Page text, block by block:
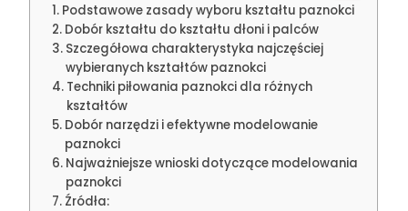
Podstawowe zasady wyboru kształtu paznokci
Dobór kształtu do kształtu dłoni i palców
Szczegółowa charakterystyka najczęściej
wybieranych kształtów paznokci
Techniki piłowania paznokci dla różnych
kształtów
Dobór narzędzi i efektywne modelowanie
paznokci
Najważniejsze wnioski dotyczące modelowania
paznokci
Źródła: